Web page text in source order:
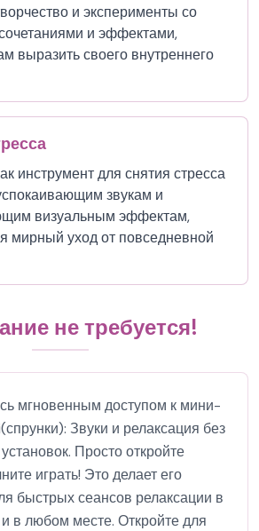
и эксперименты со
и эффектами,
выразить своего внутреннего
инструмент для снятия стресса
звукам и
визуальным эффектам,
мирный уход от повседневной
не требуется!
мгновенным доступом к мини-
Звуки и релаксация без
Просто откройте
играть! Это делает его
быстрых сеансов релаксации в
в любом месте. Откройте для